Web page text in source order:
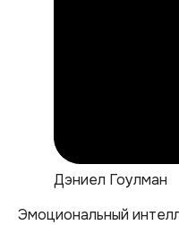
Дэниел Гоулман
Эмоциональный